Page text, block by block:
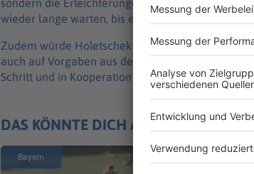
sondern die Erleichterungen dann schnell
wieder lange warten, bis etwas ausgerollt wird,
Zudem würde Holetschek es den
auch auf Vorgaben aus dem Bundesrecht
Schritt und in Kooperation mit dem Bund
DAS KÖNNTE DICH AUCH
Bayern